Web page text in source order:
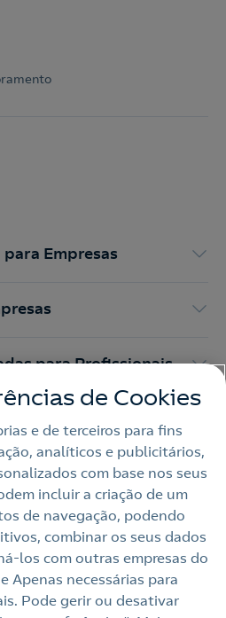
Empresas
para Profissionais
Empresas
de Cookies
e de terceiros para fins
analíticos e publicitários,
com base nos seus
incluir a criação de um
de navegação, podendo
combinar os seus dados
com outras empresas do
Apenas necessárias para
Pode gerir ou desativar